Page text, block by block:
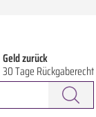
Geld zurück
30 Tage Rückgaberecht